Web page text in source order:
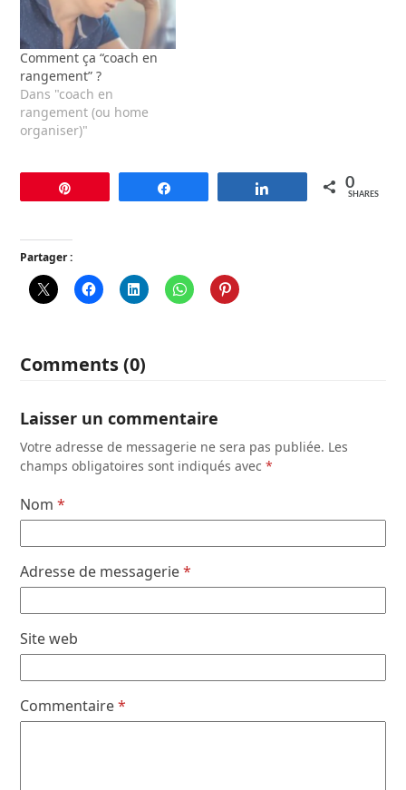
Comment ça “coach en
rangement” ?
Dans "coach en
rangement (ou home
organiser)"
0
SHARES
Partager :
Comments (0)
Laisser un commentaire
Votre adresse de messagerie ne sera pas publiée. Les
champs obligatoires sont indiqués avec*
Nom*
Adresse de messagerie*
Site web
Commentaire*